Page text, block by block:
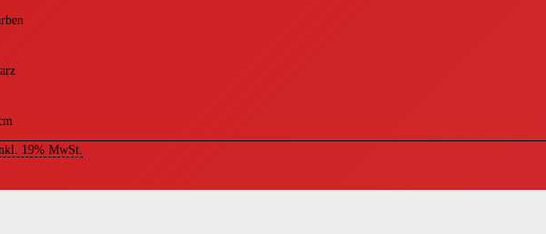
19% MwSt.